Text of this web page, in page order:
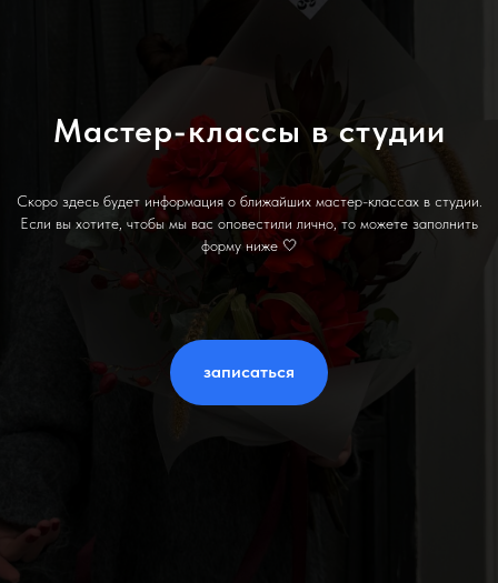
Мастер-классы в студии
Скоро здесь будет информация о ближайших мастер-классах в студии.
Если вы хотите, чтобы мы вас оповестили лично, то можете заполнить
форму ниже 🤍
записаться